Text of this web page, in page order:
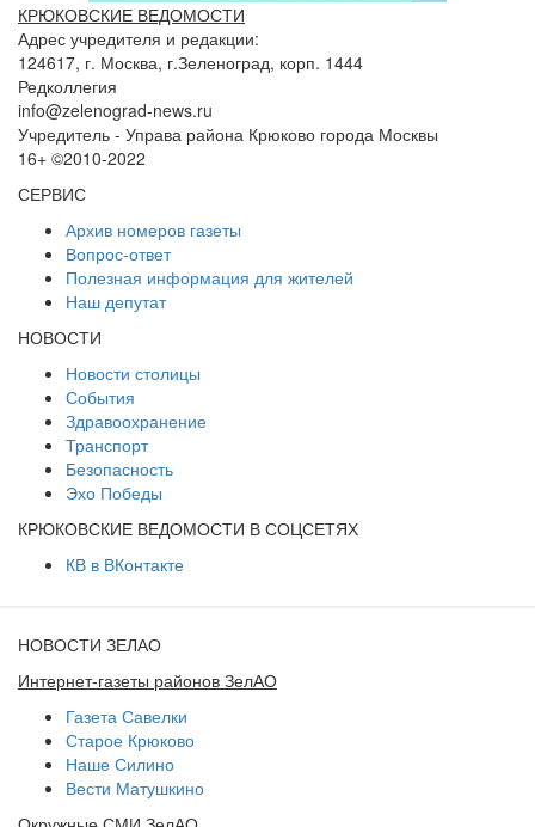
КРЮКОВСКИЕ ВЕДОМОСТИ
Адрес учредителя и редакции:
124617, г. Москва, г.Зеленоград, корп. 1444
Редколлегия
info@zelenograd-news.ru
Учредитель - Управа района Крюково города Москвы
16+ ©2010-2022
СЕРВИС
Архив номеров газеты
Вопрос-ответ
Полезная информация для жителей
Наш депутат
НОВОСТИ
Новости столицы
События
Здравоохранение
Транспорт
Безопасность
Эхо Победы
КРЮКОВСКИЕ ВЕДОМОСТИ В СОЦСЕТЯХ
КВ в ВКонтакте
НОВОСТИ ЗЕЛАО
Интернет-газеты районов ЗелАО
Газета Савелки
Старое Крюково
Наше Силино
Вести Матушкино